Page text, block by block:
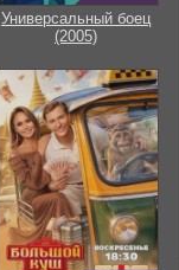
Универсальный боец
(2005)